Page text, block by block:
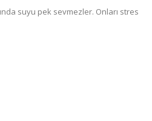
suyu pek sevmezler. Onları stres